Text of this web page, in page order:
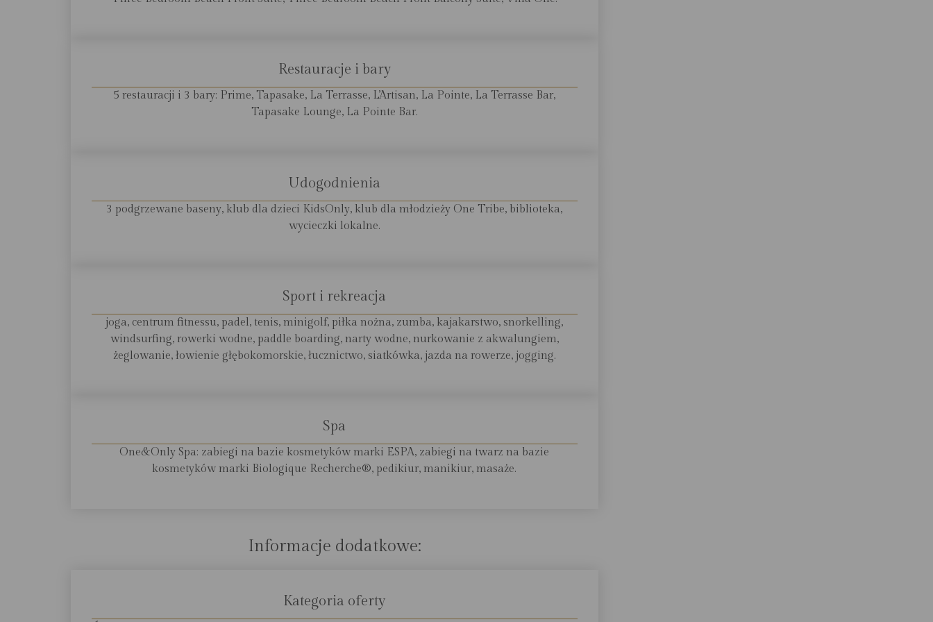
Restauracje i bary
5 restauracji i 3 bary: Prime, Tapasake, La Terrasse, L’Artisan, La Pointe, La Terrasse Bar,
Tapasake Lounge, La Pointe Bar.
Udogodnienia
3 podgrzewane baseny, klub dla dzieci KidsOnly, klub dla młodzieży One Tribe, biblioteka,
wycieczki lokalne.
Sport i rekreacja
joga, centrum fitnessu, padel, tenis, minigolf, piłka nożna, zumba, kajakarstwo, snorkelling,
windsurfing, rowerki wodne, paddle boarding, narty wodne, nurkowanie z akwalungiem,
żeglowanie, łowienie głębokomorskie, łucznictwo, siatkówka, jazda na rowerze, jogging.
Spa
One&Only Spa: zabiegi na bazie kosmetyków marki ESPA, zabiegi na twarz na bazie
kosmetyków marki Biologique Recherche®, pedikiur, manikiur, masaże.
Informacje dodatkowe:
Kategoria oferty